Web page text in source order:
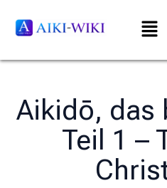
Aikidō, das
Teil 1 –